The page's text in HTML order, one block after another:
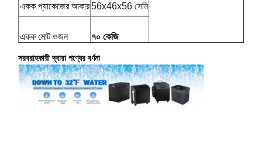
সাউনা আনুষাঙ্গিক
অফিসের আসবাবপত্র
পোর্টেবল এয়ার কন্ডিশনার
এসি উইন্ডো ভেন্ট কিট
একক প্যাকেজের আকার56x46x56 সেমি
একক মোট ওজন ৭০ কেজি
সরবরাহকারী দ্বারা পণ্যের বর্ণনা